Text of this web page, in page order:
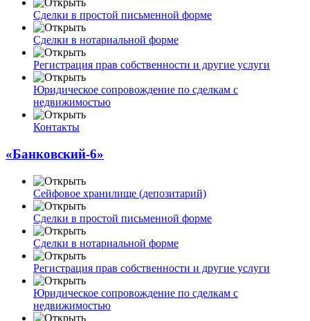
Сделки в простой письменной форме
Сделки в нотариальной форме
Регистрация прав собственности и другие услуги
Юридическое сопровождение по сделкам с
недвижимостью
Контакты
«Банковский-6»
Сейфовое хранилище (депозитарий)
Сделки в простой письменной форме
Сделки в нотариальной форме
Регистрация прав собственности и другие услуги
Юридическое сопровождение по сделкам с
недвижимостью